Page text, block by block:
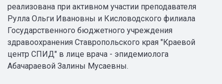
реализована при активном участии преподавателя
Рулла Ольги Ивановны и Кисловодского филиала
Государственного бюджетного учреждения
здравоохранения Ставропольского края "Краевой
центр СПИД" в лице врача - эпидемиолога
Абачараевой Залины Мусаевны.